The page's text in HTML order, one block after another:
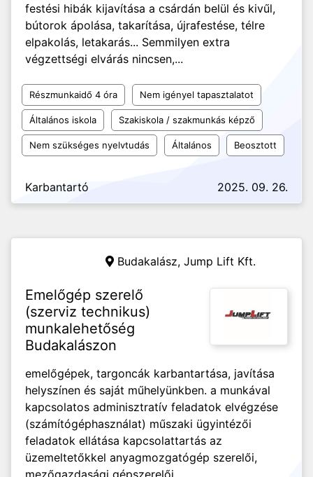
festési hibák kijavítása a csárdán belül és kivűl,
bútorok ápolása, takarítása, újrafestése, télre
elpakolás, letakarás... Semmilyen extra
végzettségi elvárás nincsen,...
Részmunkaidő 4 óra Nem igényel tapasztalatot
Általános iskola Szakiskola / szakmunkás képző
Nem szükséges nyelvtudás Általános Beosztott
Karbantartó 2025. 09. 26.
Budakalász, Jump Lift Kft.
Emelőgép szerelő
(szerviz technikus)
munkalehetőség
Budakalászon
emelőgépek, targoncák karbantartása, javítása
helyszínen és saját műhelyünkben. a munkával
kapcsolatos adminisztratív feladatok elvégzése
(számítógéphasználat) műszaki ügyintézői
feladatok ellátása kapcsolattartás az
üzemeltetőkkel anyagmozgatógép szerelői,